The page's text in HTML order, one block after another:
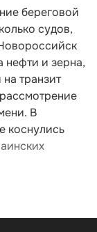
береговой
судов,
нефти и зерна,
транзит
В
коснулись